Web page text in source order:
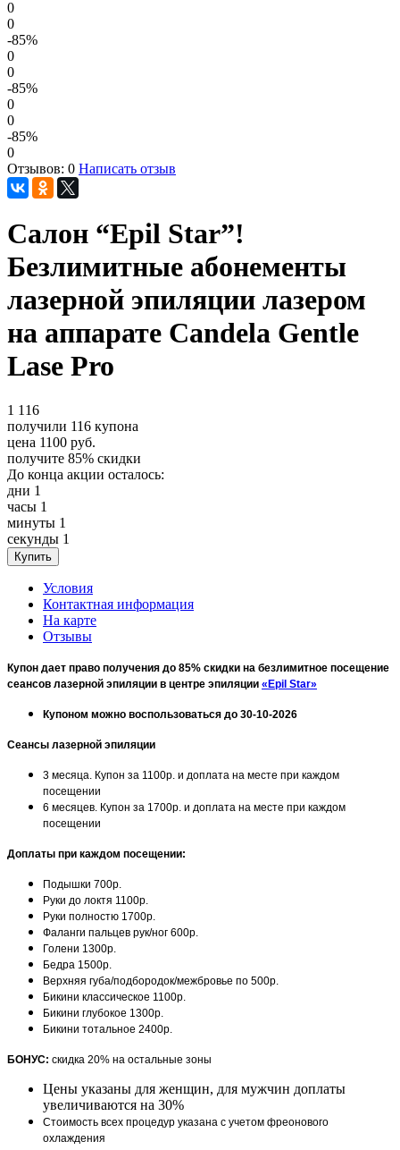
0
0
-85%
0
0
-85%
0
0
-85%
0
Отзывов: 0 Написать отзыв
Салон “Epil Star”!
Безлимитные абонементы
лазерной эпиляции лазером
на аппарате Candela Gentle
Lase Pro
1 116
получили 116 купона
цена 1100 руб.
получите 85% скидки
До конца акции осталось:
дни 1
часы 1
минуты 1
секунды 1
Условия
Контактная информация
На карте
Отзывы
Купон дает право получения до 85% скидки на безлимитное посещение
сеансов лазерной эпиляции в центре эпиляции «Epil Star»
Купоном можно воспользоваться до 30-10-2026
Сеансы лазерной эпиляции
3 месяца. Купон за 1100р. и доплата на месте при каждом
посещении
6 месяцев. Купон за 1700р. и доплата на месте при каждом
посещении
Доплаты при каждом посещении:
Подышки 700р.
Руки до локтя 1100р.
Руки полностю 1700р.
Фаланги пальцев рук/ног 600р.
Голени 1300р.
Бедра 1500р.
Верхняя губа/подбородок/межбровье по 500р.
Бикини классическое 1100р.
Бикини глубокое 1300р.
Бикини тотальное 2400р.
БОНУС: скидка 20% на остальные зоны
Цены указаны для женщин, для мужчин доплаты
увеличиваются на 30%
Стоимость всех процедур указана с учетом фреонового
охлаждения